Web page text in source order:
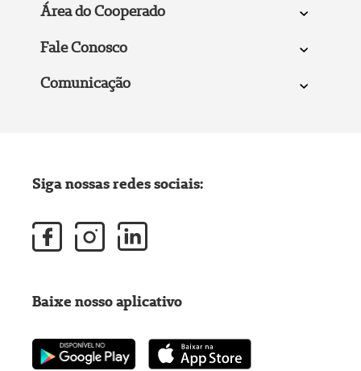
Área do Cooperado
Fale Conosco
Comunicação
Siga nossas redes sociais:
Baixe nosso aplicativo